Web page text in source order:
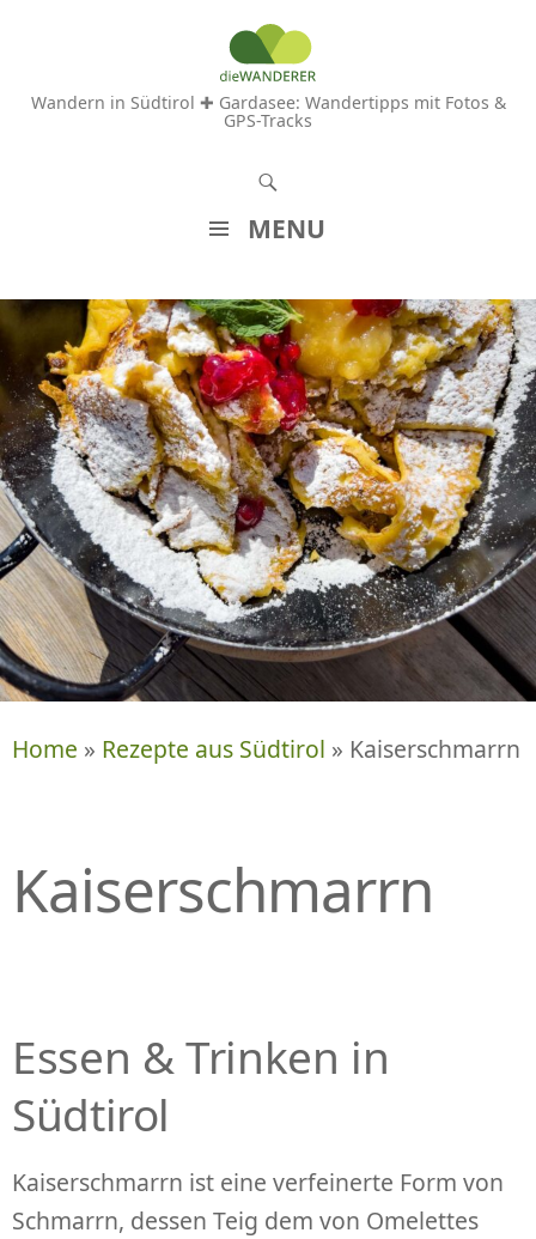
Wandern in Südtirol ✚ Gardasee: Wandertipps mit Fotos &
GPS-Tracks
e
n
MENU
U
M
I
N
H
A
L
T
S
P
R
I
N
G
E
Home » Rezepte aus Südtirol » Kaiserschmarrn
Kaiserschmarrn
Essen & Trinken in
Südtirol
Kaiserschmarrn ist eine verfeinerte Form von
Schmarrn, dessen Teig dem von Omelettes